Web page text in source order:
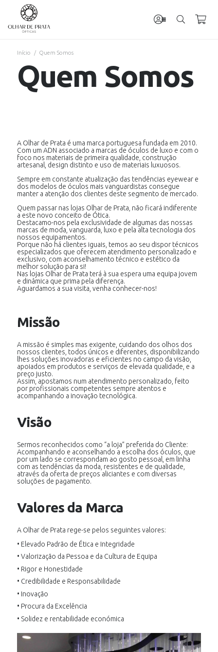
Início / Quem Somos
Quem Somos
A Olhar de Prata é uma marca portuguesa fundada em 2010.
Com um ADN associado a marcas de óculos de luxo e com o
foco nos materiais de primeira qualidade, construção
artesanal, design distinto e uso de materiais luxuosos.
Sempre em constante atualização das tendências eyewear e
dos modelos de óculos mais vanguardistas consegue
manter a atenção dos clientes deste segmento de mercado.
Quem passar nas lojas Olhar de Prata, não ficará indiferente
a este novo conceito de Ótica.
Destacamo-nos pela exclusividade de algumas das nossas
marcas de moda, vanguarda, luxo e pela alta tecnologia dos
nossos equipamentos.
Porque não há clientes iguais, temos ao seu dispor técnicos
especializados que oferecem atendimento personalizado e
exclusivo, com aconselhamento técnico e estético da
melhor solução para si!
Nas lojas Olhar de Prata terá à sua espera uma equipa jovem
e dinâmica que prima pela diferença.
Aguardamos a sua visita, venha conhecer-nos!
Missão
A missão é simples mas exigente, cuidando dos olhos dos
nossos clientes, todos únicos e diferentes, disponibilizando
lhes soluções inovadoras e eficientes no campo da visão,
apoiados em produtos e serviços de elevada qualidade, e a
preço justo.
Assim, apostamos num atendimento personalizado, feito
por profissionais competentes sempre atentos e
acompanhando a inovação tecnológica.
Visão
Sermos reconhecidos como “a loja” preferida do Cliente:
Acompanhando e aconselhando a escolha dos óculos, que
por um lado se correspondam ao gosto pessoal, em linha
com as tendências da moda, resistentes e de qualidade,
através da oferta de preços aliciantes e com diversas
soluções de pagamento.
Valores da Marca
A Olhar de Prata rege-se pelos seguintes valores:
• Elevado Padrão de Ética e Integridade
• Valorização da Pessoa e da Cultura de Equipa
• Rigor e Honestidade
• Credibilidade e Responsabilidade
• Inovação
• Procura da Excelência
• Solidez e rentabilidade económica